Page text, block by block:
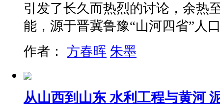
引发了长久而热烈的讨论，余热
能，源于晋冀鲁豫“山河四省”
作者： 方春晖 朱墨
从山西到山东 水利工程与黄河